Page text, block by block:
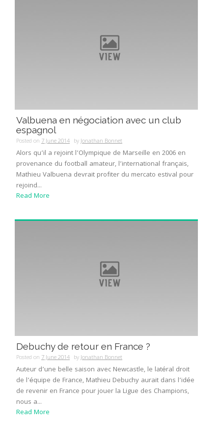
Valbuena en négociation avec un club
espagnol
Posted on 7 June 2014 byJonathan Bonnet
Alors qu’il a rejoint l’Olympique de Marseille en 2006 en
provenance du football amateur, l’international français,
Mathieu Valbuena devrait profiter du mercato estival pour
rejoind...
Read More
Debuchy de retour en France ?
Posted on 7 June 2014 byJonathan Bonnet
Auteur d’une belle saison avec Newcastle, le latéral droit
de l’équipe de France, Mathieu Debuchy aurait dans l’idée
de revenir en France pour jouer la Ligue des Champions,
nous a...
Read More